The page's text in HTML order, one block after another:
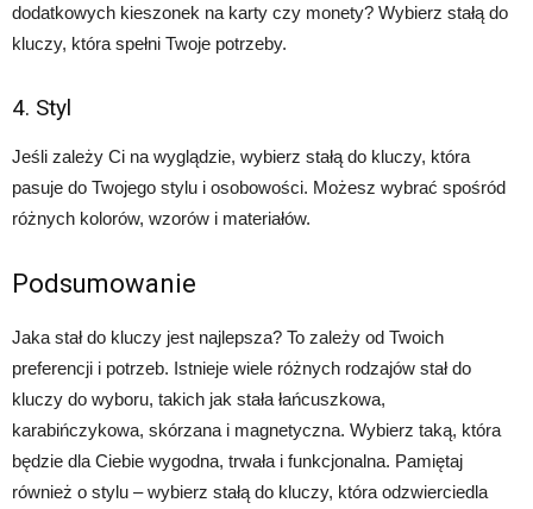
dodatkowych kieszonek na karty czy monety? Wybierz stałą do
kluczy, która spełni Twoje potrzeby.
4. Styl
Jeśli zależy Ci na wyglądzie, wybierz stałą do kluczy, która
pasuje do Twojego stylu i osobowości. Możesz wybrać spośród
różnych kolorów, wzorów i materiałów.
Podsumowanie
Jaka stał do kluczy jest najlepsza? To zależy od Twoich
preferencji i potrzeb. Istnieje wiele różnych rodzajów stał do
kluczy do wyboru, takich jak stała łańcuszkowa,
karabińczykowa, skórzana i magnetyczna. Wybierz taką, która
będzie dla Ciebie wygodna, trwała i funkcjonalna. Pamiętaj
również o stylu – wybierz stałą do kluczy, która odzwierciedla